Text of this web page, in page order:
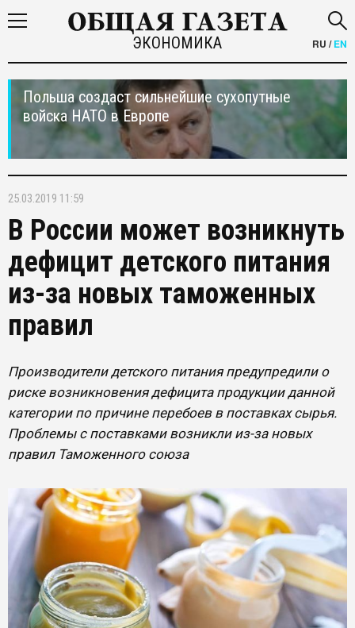
ЭКОНОМИКА RU /EN
Польша создаст сильнейшие сухопутные
войска НАТО в Европе
25.03.2019 11:59
В России может возникнуть
дефицит детского питания
из-за новых таможенных
правил
Производители детского питания предупредили о
риске возникновения дефицита продукции данной
категории по причине перебоев в поставках сырья.
Проблемы с поставками возникли из-за новых
правил Таможенного союза